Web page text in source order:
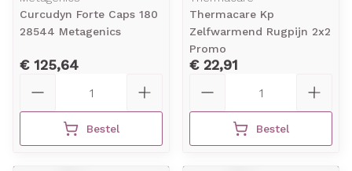
Curcudyn Forte Caps 180
28544 Metagenics
€ 125,64
Bestel
Thermacare Kp
Zelfwarmend Rugpijn 2x2
Promo
€ 22,91
Bestel